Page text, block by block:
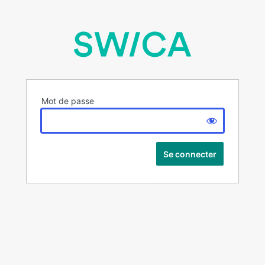
Mot de passe